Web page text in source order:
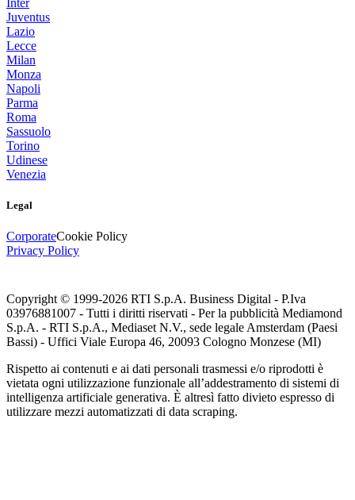
Juventus
Lazio
Lecce
Milan
Monza
Napoli
Parma
Roma
Sassuolo
Torino
Udinese
Venezia
Legal
CorporateCookie Policy
Privacy Policy
Copyright © 1999-2026 RTI S.p.A. Business Digital - P.Iva
03976881007 - Tutti i diritti riservati - Per la pubblicità Mediamond
S.p.A. - RTI S.p.A., Mediaset N.V., sede legale Amsterdam (Paesi
Bassi) - Uffici Viale Europa 46, 20093 Cologno Monzese (MI)
Rispetto ai contenuti e ai dati personali trasmessi e/o riprodotti è
vietata ogni utilizzazione funzionale all’addestramento di sistemi di
intelligenza artificiale generativa. È altresì fatto divieto espresso di
utilizzare mezzi automatizzati di data scraping.